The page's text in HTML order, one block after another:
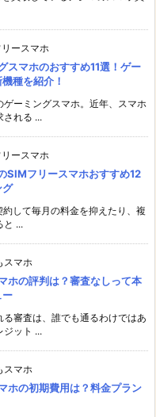
ースマホ
スマホのおすすめ11選！ゲー
種を紹介！
ゲーミングスマホ。近年、スマホ
される ...
ースマホ
SIMフリースマホおすすめ12
グ
して毎月の料金を抑えたり、複
と ...
スマホ
ホの評判は？審査なしって本
ー
る審査は、誰でも通るわけではあ
ジット ...
スマホ
ホの初期費用は？料金プラン